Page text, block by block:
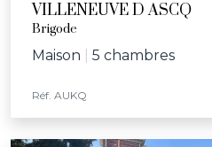
VILLENEUVE D ASCQ
Brigode
Maison 5 chambres
Réf. AUKQ